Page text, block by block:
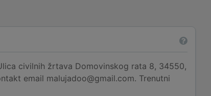
civilnih žrtava Domovinskog rata 8, 34550,
email malujadoo@gmail.com. Trenutni